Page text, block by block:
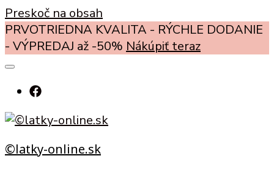
Preskoč na obsah
PRVOTRIEDNA KVALITA - RÝCHLE DODANIE
- VÝPREDAJ až -50% Nákúpiť teraz
©latky-online.sk